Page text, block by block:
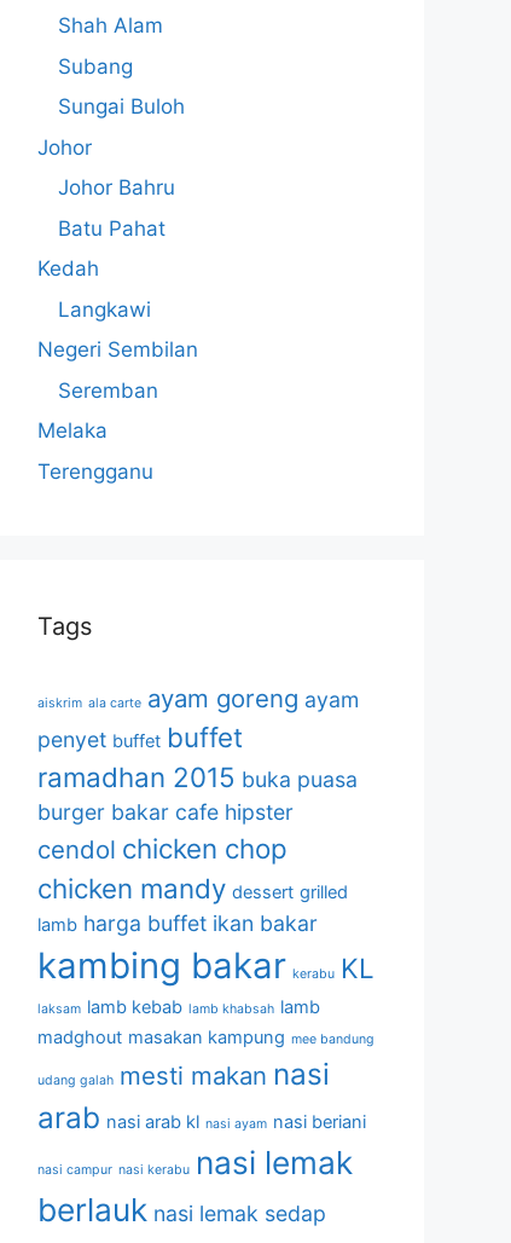
Shah Alam
Subang
Sungai Buloh
Johor
Johor Bahru
Batu Pahat
Kedah
Langkawi
Negeri Sembilan
Seremban
Melaka
Terengganu
Tags
aiskrim ala carte ayam goreng ayam
penyet buffet buffet
ramadhan 2015 buka puasa
burger bakar cafe hipster
cendol chicken chop
chicken mandy dessert grilled
lamb harga buffet ikan bakar
kambing bakar kerabu KL
laksam lamb kebab lamb khabsah lamb
madghout masakan kampung mee bandung
udang galah mesti makan nasi
arab nasi arab kl nasi ayam nasi beriani
nasi campur nasi kerabu nasi lemak
berlauk nasi lemak sedap